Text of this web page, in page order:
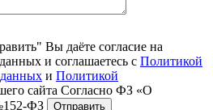
Вы даёте согласие на
и соглашаетесь с Политикой
и Политикой
сайта Согласно ФЗ «О
ФЗ